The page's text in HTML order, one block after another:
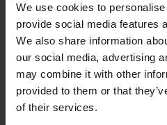
We use cookies to
provide social media features
We also share information
our social media, advertising
may combine it with other
provided to them or that
of their services.